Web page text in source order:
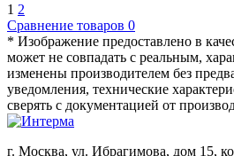
1 2
Сравнение товаров 0
* Изображение предоставлено в
может не совпадать с реальным,
изменены производителем без
уведомления, технические
сверять с документацией от
г. Москва, ул. Ибрагимова, дом 15,